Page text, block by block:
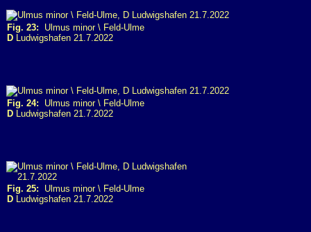
Fig. 23: Ulmus minor \ Feld-Ulme
D Ludwigshafen 21.7.2022
Fig. 24: Ulmus minor \ Feld-Ulme
D Ludwigshafen 21.7.2022
Fig. 25: Ulmus minor \ Feld-Ulme
D Ludwigshafen 21.7.2022